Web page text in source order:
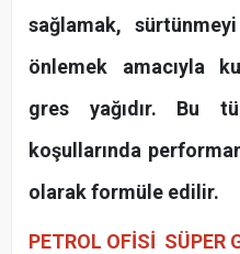
sağlamak,
önlemek amacıyla
gres yağıdır. Bu
koşullarında
olarak formüle edilir.
PETROL OFİSİ SÜPER